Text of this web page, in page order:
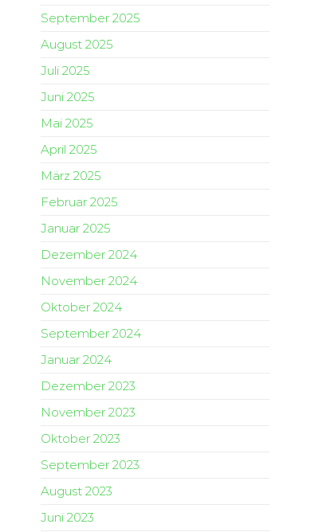
September 2025
August 2025
Juli 2025
Juni 2025
Mai 2025
April 2025
März 2025
Februar 2025
Januar 2025
Dezember 2024
November 2024
Oktober 2024
September 2024
Januar 2024
Dezember 2023
November 2023
Oktober 2023
September 2023
August 2023
Juni 2023